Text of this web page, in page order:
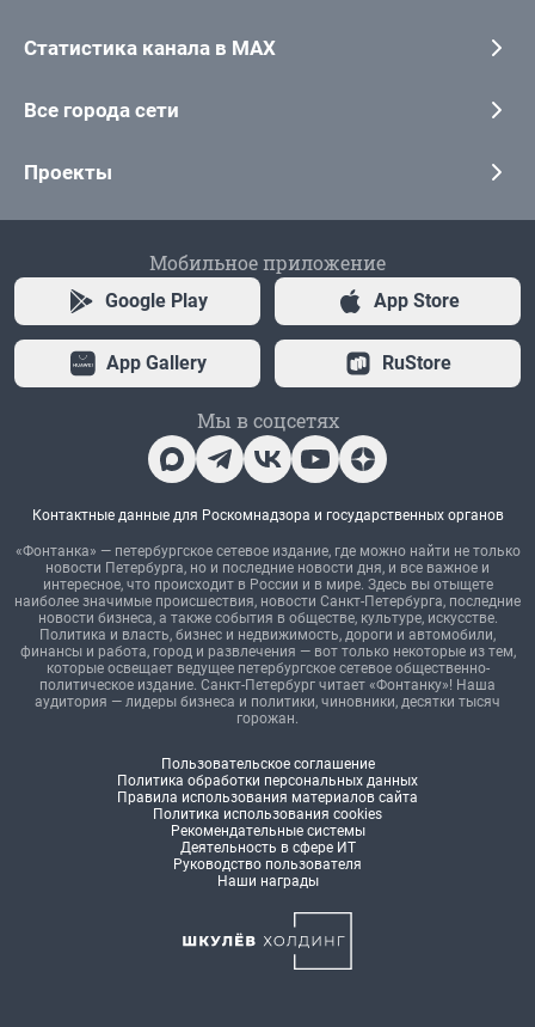
Статистика канала в MAX
Все города сети
Проекты
Мобильное приложение
Google Play App Store
App Gallery RuStore
Мы в соцсетях
Контактные данные для Роскомнадзора и государственных органов
«Фонтанка» — петербургское сетевое издание, где можно найти не только
новости Петербурга, но и последние новости дня, и все важное и
интересное, что происходит в России и в мире. Здесь вы отыщете
наиболее значимые происшествия, новости Санкт-Петербурга, последние
новости бизнеса, а также события в обществе, культуре, искусстве.
Политика и власть, бизнес и недвижимость, дороги и автомобили,
финансы и работа, город и развлечения — вот только некоторые из тем,
которые освещает ведущее петербургское сетевое общественно-
политическое издание. Санкт-Петербург читает «Фонтанку»! Наша
аудитория — лидеры бизнеса и политики, чиновники, десятки тысяч
горожан.
Пользовательское соглашение
Политика обработки персональных данных
Правила использования материалов сайта
Политика использования cookies
Рекомендательные системы
Деятельность в сфере ИТ
Руководство пользователя
Наши награды